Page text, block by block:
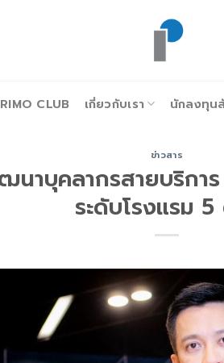
CLUB เกี่ยวกับเรา นักลงทุน
ข่าวสาร
นาบุคลากรสายบริกา
ระดับโรงแรม 5